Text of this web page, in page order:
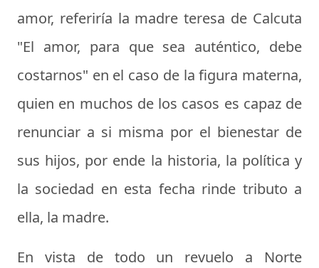
amor, referiría la madre teresa de Calcuta
"El amor, para que sea auténtico, debe
costarnos" en el caso de la figura materna,
quien en muchos de los casos es capaz de
renunciar a si misma por el bienestar de
sus hijos, por ende la historia, la política y
la sociedad en esta fecha rinde tributo a
ella, la madre.
En vista de todo un revuelo a Norte